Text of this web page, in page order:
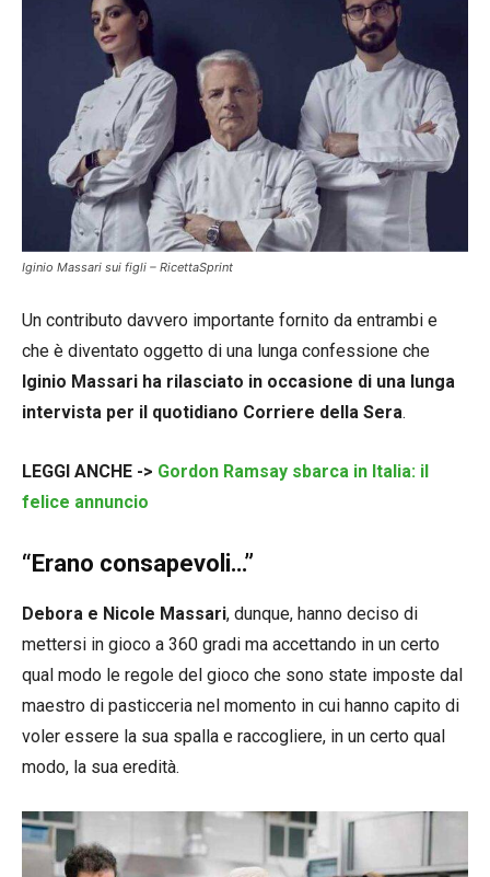
Iginio Massari sui figli – RicettaSprint
Un contributo davvero importante fornito da entrambi e
che è diventato oggetto di una lunga confessione che
Iginio Massari ha rilasciato in occasione di una lunga
intervista per il quotidiano Corriere della Sera.
LEGGI ANCHE -> Gordon Ramsay sbarca in Italia: il
felice annuncio
“Erano consapevoli…”
Debora e Nicole Massari, dunque, hanno deciso di
mettersi in gioco a 360 gradi ma accettando in un certo
qual modo le regole del gioco che sono state imposte dal
maestro di pasticceria nel momento in cui hanno capito di
voler essere la sua spalla e raccogliere, in un certo qual
modo, la sua eredità.